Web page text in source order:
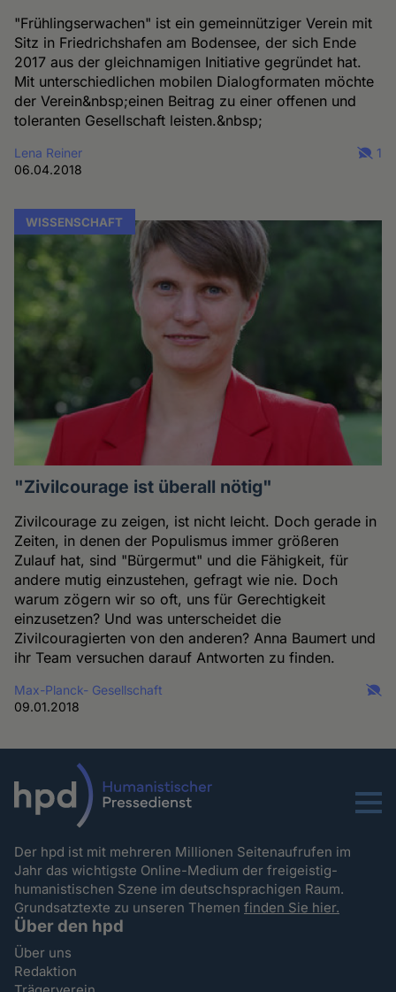
"Frühlingserwachen" ist ein gemeinnütziger Verein mit
Sitz in Friedrichshafen am Bodensee, der sich Ende
2017 aus der gleichnamigen Initiative gegründet hat.
Mit unterschiedlichen mobilen Dialogformaten möchte
der Verein&nbsp;einen Beitrag zu einer offenen und
toleranten Gesellschaft leisten.&nbsp;
Lena Reiner
06.04.2018
1
WISSENSCHAFT
"Zivilcourage ist überall nötig"
Zivilcourage zu zeigen, ist nicht leicht. Doch gerade in
Zeiten, in denen der Populismus immer größeren
Zulauf hat, sind "Bürgermut" und die Fähigkeit, für
andere mutig einzustehen, gefragt wie nie. Doch
warum zögern wir so oft, uns für Gerechtigkeit
einzusetzen? Und was unterscheidet die
Zivilcouragierten von den anderen? Anna Baumert und
ihr Team versuchen darauf Antworten zu finden.
Max-Planck- Gesellschaft
09.01.2018
Menu
Der hpd ist mit mehreren Millionen Seitenaufrufen im
Jahr das wichtigste Online-Medium der freigeistig-
humanistischen Szene im deutschsprachigen Raum.
Grundsatztexte zu unseren Themenfinden Sie hier.
Über den hpd
Über uns
Redaktion